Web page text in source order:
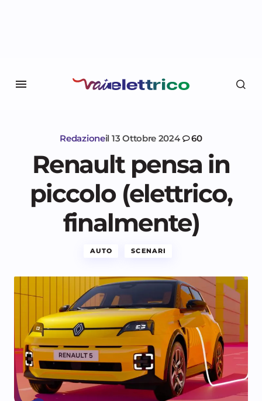
Redazioneil 13 Ottobre 2024 60
Renault pensa in
piccolo (elettrico,
finalmente)
AUTO SCENARI